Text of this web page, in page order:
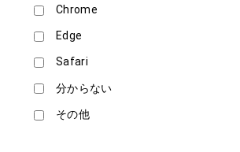
Chrome
Edge
Safari
分からない
その他